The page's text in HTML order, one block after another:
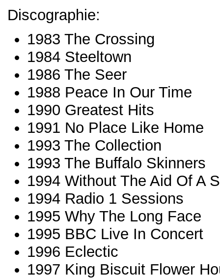
Discographie:
1983 The Crossing
1984 Steeltown
1986 The Seer
1988 Peace In Our Time
1990 Greatest Hits
1991 No Place Like Home
1993 The Collection
1993 The Buffalo Skinners
1994 Without The Aid Of A
1994 Radio 1 Sessions
1995 Why The Long Face
1995 BBC Live In Concert
1996 Eclectic
1997 King Biscuit Flower